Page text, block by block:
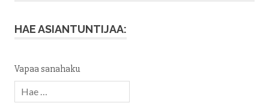
HAE ASIANTUNTIJAA:
Vapaa sanahaku